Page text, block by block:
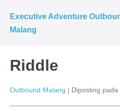
Executive Adventure
Malang
Riddle
Outbound Malang | Diposting pada